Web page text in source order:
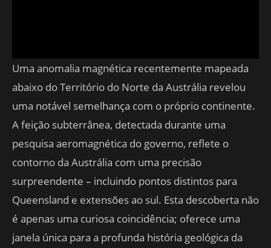
Uma anomalia magnética recentemente mapeada
abaixo do Território do Norte da Austrália revelou
uma notável semelhança com o próprio continente.
A feição subterrânea, detectada durante uma
pesquisa aeromagnética do governo, reflete o
contorno da Austrália com uma precisão
surpreendente – incluindo pontos distintos para
Queensland e extensões ao sul. Esta descoberta não
é apenas uma curiosa coincidência; oferece uma
janela única para a profunda história geológica da